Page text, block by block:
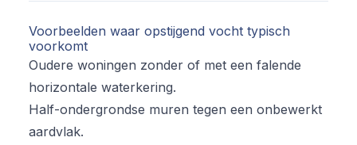
Voorbeelden waar opstijgend vocht typisch
voorkomt
Oudere woningen zonder of met een falende
horizontale waterkering.
Half-ondergrondse muren tegen een onbewerkt
aardvlak.